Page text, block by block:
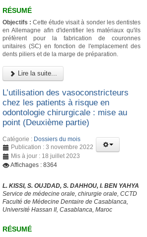
RÉSUMÉ
Objectifs : Cette étude visait à sonder les dentistes
en Allemagne afin d'identifier les matériaux qu'ils
préfèrent pour la fabrication de couronnes
unitaires (SC) en fonction de l'emplacement des
dents piliers et de la marge de préparation.
Lire la suite...
L’utilisation des vasoconstricteurs
chez les patients à risque en
odontologie chirurgicale : mise au
point (Deuxième partie)
Catégorie : Dossiers du mois
Publication : 3 novembre 2022
Mis à jour : 18 juillet 2023
Affichages : 8364
L. KISSI, S. OUJDAD, S. DAHHOU, I. BEN YAHYA
Service de médecine orale, chirurgie orale, CCTD
Faculté de Médecine Dentaire de Casablanca,
Université Hassan II, Casablanca, Maroc
RÉSUMÉ